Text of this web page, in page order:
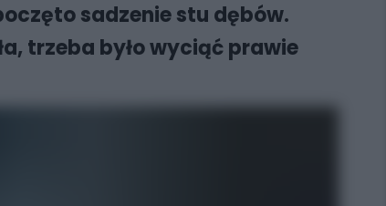
sadzenie stu dębów.
trzeba było wyciąć prawie